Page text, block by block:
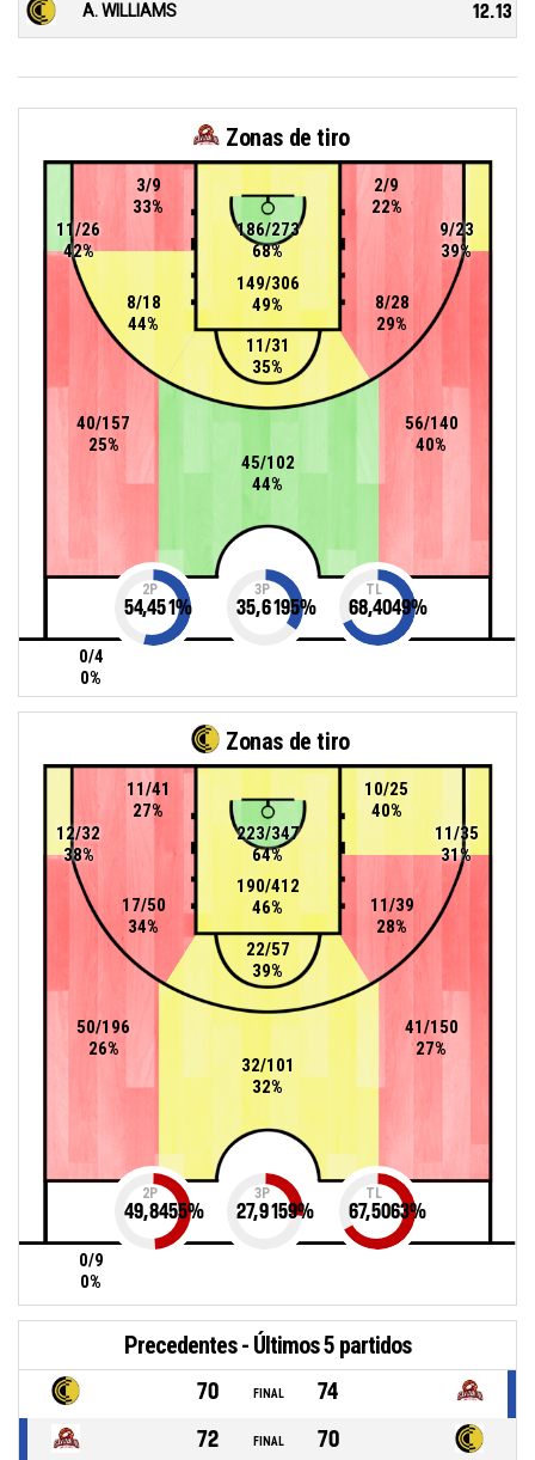
A. WILLIAMS 12.13
Zonas de tiro
11/31
35%
8/18
44%
3/9
33%
8/28
29%
2/9
22%
149/306
49%
186/273
68%
0/4
0%
45/102
44%
40/157
25%
11/26
42%
56/140
40%
9/23
39%
2P
54,451%
3P
35,6195%
TL
68,4049%
Zonas de tiro
22/57
39%
17/50
34%
11/41
27%
11/39
28%
10/25
40%
190/412
46%
223/347
64%
0/9
0%
32/101
32%
50/196
26%
12/32
38%
41/150
27%
11/35
31%
2P
49,8455%
3P
27,9159%
TL
67,5063%
Precedentes - Últimos 5 partidos
70 FINAL
74
72
FINAL 70